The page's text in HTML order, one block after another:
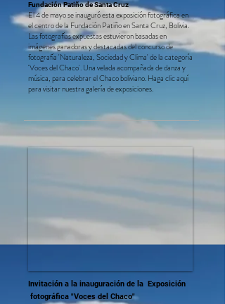
Fundación Patiño de Santa Cruz
El 4 de mayo se inauguró esta exposición fotográfica en
el centro de la Fundación Patiño en Santa Cruz, Bolivia.
Las fotografías expuestas estuvieron basadas en
imágenes ganadoras y destacadas del concurso de
fotografía 'Naturaleza, Sociedad y Clima' de la categoría
'Voces del Chaco'. Una velada acompañada de danza y
música, para celebrar el Chaco boliviano. Haga clic aquí
para visitar nuestra galería de exposiciones.
Invitación a la inauguración de la Exposición
fotográfica "Voces del Chaco"